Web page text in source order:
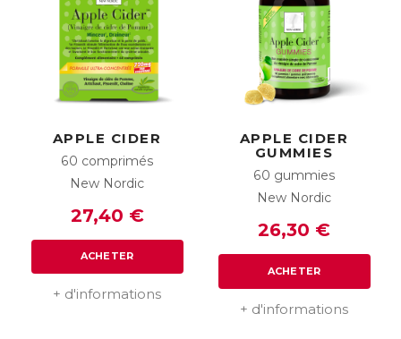
APPLE CIDER
60 comprimés
New Nordic
27,40 €
ACHETER
+ d'informations
APPLE CIDER
GUMMIES
60 gummies
New Nordic
26,30 €
ACHETER
+ d'informations